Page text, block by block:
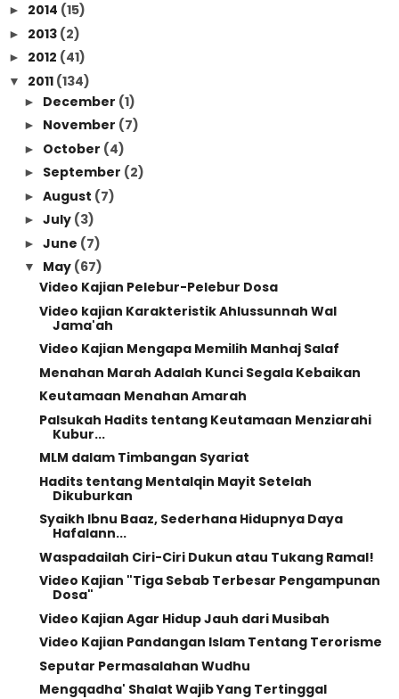
► 2014 (15)
► 2013 (2)
► 2012 (41)
▼ 2011 (134)
► December (1)
► November (7)
► October (4)
► September (2)
► August (7)
► July (3)
► June (7)
▼ May (67)
Video Kajian Pelebur-Pelebur Dosa
Video kajian Karakteristik Ahlussunnah Wal
Jama'ah
Video Kajian Mengapa Memilih Manhaj Salaf
Menahan Marah Adalah Kunci Segala Kebaikan
Keutamaan Menahan Amarah
Palsukah Hadits tentang Keutamaan Menziarahi
Kubur...
MLM dalam Timbangan Syariat
Hadits tentang Mentalqin Mayit Setelah
Dikuburkan
Syaikh Ibnu Baaz, Sederhana Hidupnya Daya
Hafalann...
Waspadailah Ciri-Ciri Dukun atau Tukang Ramal!
Video Kajian "Tiga Sebab Terbesar Pengampunan
Dosa"
Video Kajian Agar Hidup Jauh dari Musibah
Video Kajian Pandangan Islam Tentang Terorisme
Seputar Permasalahan Wudhu
Mengqadha' Shalat Wajib Yang Tertinggal